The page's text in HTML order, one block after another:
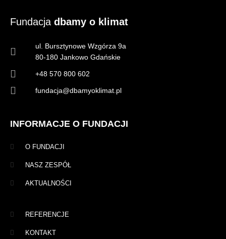
Fundacja dbamy o klimat
ul. Bursztynowe Wzgórza 9a
80-180 Jankowo Gdańskie
+48 570 800 602
fundacja@dbamyoklimat.pl
INFORMACJE O FUNDACJI
O FUNDACJI
NASZ ZESPÓŁ
AKTUALNOŚCI
REFERENCJE
KONTAKT